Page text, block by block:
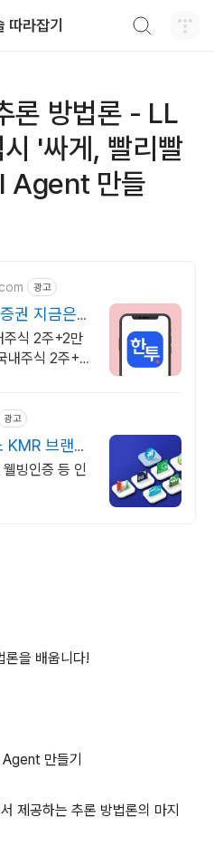
따라잡기
론 방법론 - LL
'싸게, 빨리빨
Agent 만들
광고
권 지금은
주식 2주+2만
내주식 2주+2
광고
브랜드
빙인증 등 인
론을 배웁니다!
만들기
제공하는 추론 방법론의 마지